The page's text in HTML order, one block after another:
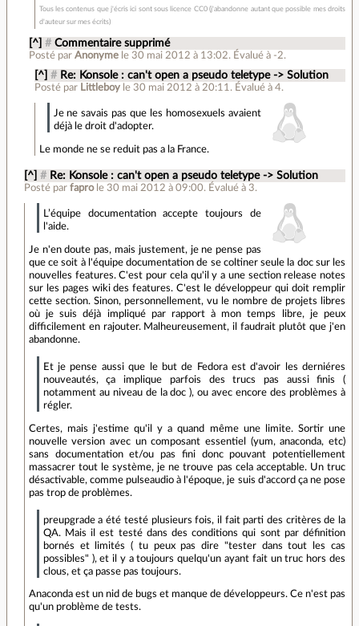
Tous les contenus que j'écris ici sont sous licence CC0 (j'abandonne autant que possible mes droits
d'auteur sur mes écrits)
[^] # Commentaire supprimé
Posté parAnonyme le 30 mai 2012 à 13:02. Évalué à -2.
[^] # Re: Konsole : can't open a pseudo teletype -> Solution
Posté par Littleboy le 30 mai 2012 à 20:11 . Évalué à 4.
Je ne savais pas que les homosexuels avaient
déjà le droit d'adopter.
Le monde ne se reduit pas a la France.
[^] # Re: Konsole : can't open a pseudo teletype -> Solution
Posté par fapro le 30 mai 2012 à 09:00. Évalué à 3.
L’équipe documentation accepte toujours de
l'aide.
Je n'en doute pas, mais justement, je ne pense pas
que ce soit à l'équipe documentation de se coltiner seule la doc sur les
nouvelles features. C'est pour cela qu'il y a une section release notes
sur les pages wiki des features. C'est le développeur qui doit remplir
cette section. Sinon, personnellement, vu le nombre de projets libres
où je suis déjà impliqué par rapport à mon temps libre, je peux
difficilement en rajouter. Malheureusement, il faudrait plutôt que j'en
abandonne.
Et je pense aussi que le but de Fedora est d'avoir les derniéres
nouveautés, ça implique parfois des trucs pas aussi finis (
notamment au niveau de la doc ), ou avec encore des problèmes à
régler.
Certes, mais j'estime qu'il y a quand même une limite. Sortir une
nouvelle version avec un composant essentiel (yum, anaconda, etc)
sans documentation et/ou pas fini donc pouvant potentiellement
massacrer tout le système, je ne trouve pas cela acceptable. Un truc
désactivable, comme pulseaudio à l'époque, je suis d'accord ça ne pose
pas trop de problèmes.
preupgrade a été testé plusieurs fois, il fait parti des critères de la
QA. Mais il est testé dans des conditions qui sont par définition
bornés et limités ( tu peux pas dire "tester dans tout les cas
possibles" ), et il y a toujours quelqu'un ayant fait un truc hors des
clous, et ça passe pas toujours.
Anaconda est un nid de bugs et manque de développeurs. Ce n'est pas
qu'un problème de tests.